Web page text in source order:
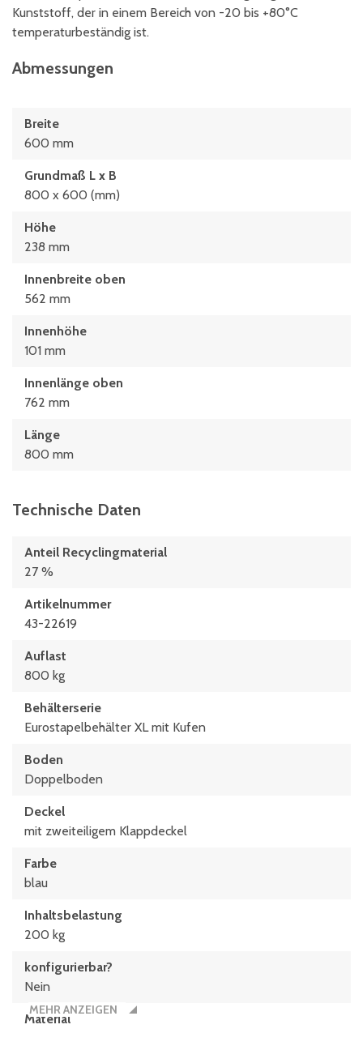
Kunststoff, der in einem Bereich von -20 bis +80°C
temperaturbeständig ist.
Abmessungen
Breite
600 mm
Grundmaß L x B
800 x 600 (mm)
Höhe
238 mm
Innenbreite oben
562 mm
Innenhöhe
101 mm
Innenlänge oben
762 mm
Länge
800 mm
Technische Daten
Anteil Recyclingmaterial
27 %
Artikelnummer
43-22619
Auflast
800 kg
Behälterserie
Eurostapelbehälter XL mit Kufen
Boden
Doppelboden
Deckel
mit zweiteiligem Klappdeckel
Farbe
blau
Inhaltsbelastung
200 kg
konfigurierbar?
Nein
Material
MEHR ANZEIGEN